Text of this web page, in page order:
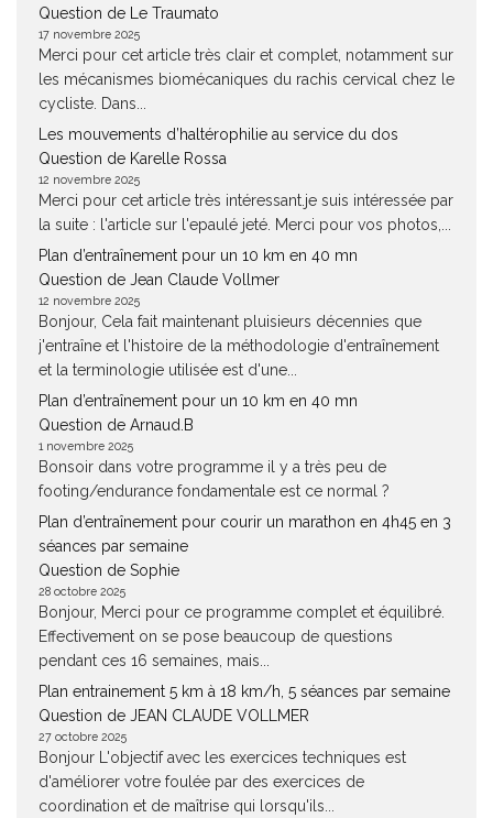
Question de Le Traumato
17 novembre 2025
Merci pour cet article très clair et complet, notamment sur
les mécanismes biomécaniques du rachis cervical chez le
cycliste. Dans...
Les mouvements d’haltérophilie au service du dos
Question de Karelle Rossa
12 novembre 2025
Merci pour cet article très intéressant.je suis intéressée par
la suite : l'article sur l'epaulé jeté. Merci pour vos photos,...
Plan d’entraînement pour un 10 km en 40 mn
Question de Jean Claude Vollmer
12 novembre 2025
Bonjour, Cela fait maintenant pluisieurs décennies que
j'entraîne et l'histoire de la méthodologie d'entraînement
et la terminologie utilisée est d'une...
Plan d’entraînement pour un 10 km en 40 mn
Question de Arnaud.B
1 novembre 2025
Bonsoir dans votre programme il y a très peu de
footing/endurance fondamentale est ce normal ?
Plan d’entraînement pour courir un marathon en 4h45 en 3
séances par semaine
Question de Sophie
28 octobre 2025
Bonjour, Merci pour ce programme complet et équilibré.
Effectivement on se pose beaucoup de questions
pendant ces 16 semaines, mais...
Plan entrainement 5 km à 18 km/h, 5 séances par semaine
Question de JEAN CLAUDE VOLLMER
27 octobre 2025
Bonjour L'objectif avec les exercices techniques est
d'améliorer votre foulée par des exercices de
coordination et de maîtrise qui lorsqu'ils...